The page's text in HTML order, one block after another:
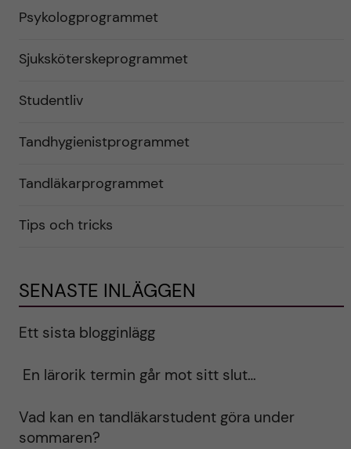
Psykologprogrammet
Sjuksköterskeprogrammet
Studentliv
Tandhygienistprogrammet
Tandläkarprogrammet
Tips och tricks
SENASTE INLÄGGEN
Ett sista blogginlägg
En lärorik termin går mot sitt slut…
Vad kan en tandläkarstudent göra under
sommaren?